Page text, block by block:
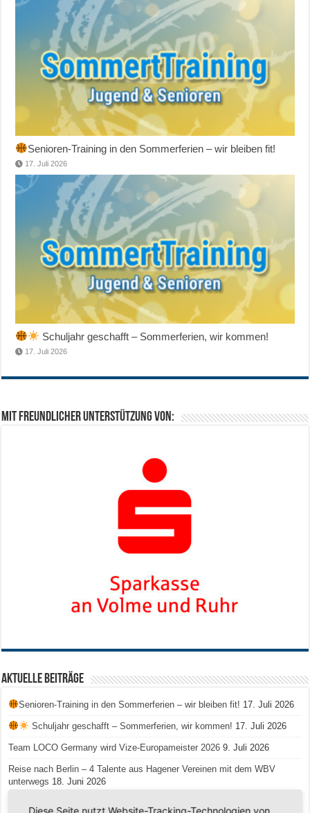
Senioren-Training in den Sommerferien – wir bleiben fit!
17. Juli 2026
Schuljahr geschafft – Sommerferien, wir kommen!
17. Juli 2026
Mit freundlicher Unterstützung von:
Aktuelle Beiträge
Senioren-Training in den Sommerferien – wir bleiben fit! 17. Juli 2026
Schuljahr geschafft – Sommerferien, wir kommen! 17. Juli 2026
Team LOCO Germany wird Vize-Europameister 2026 9. Juli 2026
Reise nach Berlin – 4 Talente aus Hagener Vereinen mit dem WBV
unterwegs 18. Juni 2026
Diese Seite nutzt Website-Tracking-Technologien von